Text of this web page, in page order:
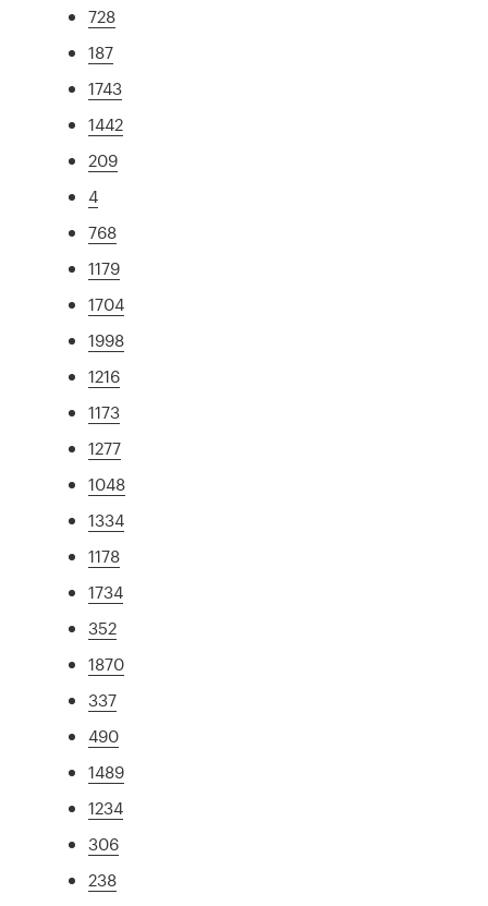
728
187
1743
1442
209
4
768
1179
1704
1998
1216
1173
1277
1048
1334
1178
1734
352
1870
337
490
1489
1234
306
238